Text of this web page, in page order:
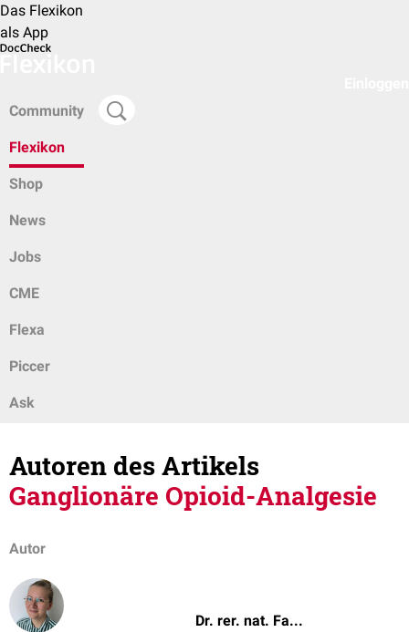
Das Flexikon
als App
Community
Flexikon
Shop
News
Jobs
CME
Flexa
Piccer
Ask
Autoren des Artikels
Ganglionäre Opioid-Analgesie
Autor
Dr. rer. nat. Fabienne Reh